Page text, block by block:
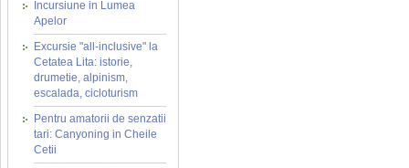
Incursiune in Lumea
Apelor
Excursie "all-inclusive" la
Cetatea Lita: istorie,
drumetie, alpinism,
escalada, cicloturism
Pentru amatorii de senzatii
tari: Canyoning in Cheile
Cetii